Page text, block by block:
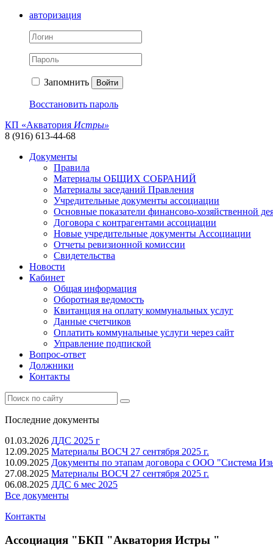
авторизация
Запомнить Войти
Восстановить пароль
КП «Акватория Истры»
8 (916) 613-44-68
Документы
Правила
Материалы ОБЩИХ СОБРАНИЙ
Материалы заседаний Правления
Учредительные документы ассоциации
Основные показатели финансово-хозяйственной
Договора с контрагентами ассоциации
Новые учредительные документы Ассоциации
Отчеты ревизионной комиссии
Свидетельства
Новости
Кабинет
Общая информация
Оборотная ведомость
Квитанция на оплату коммунальных услуг
Данные счетчиков
Оплатить коммунальные услуги через сайт
Управление подпиской
Вопрос-ответ
Должники
Контакты
Последние документы
01.03.2026 ДДС 2025 г
12.09.2025 Материалы ВОСЧ 27 сентября 2025 г.
10.09.2025 Документы по этапам договора с ООО "Система
27.08.2025 Материалы ВОСЧ 27 сентября 2025 г.
06.08.2025 ДДС 6 мес 2025
Все документы
Контакты
Ассоциация "БКП "Акватория Истры "